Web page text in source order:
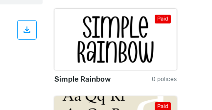
Paid
Simple Rainbow 0 polices
Paid